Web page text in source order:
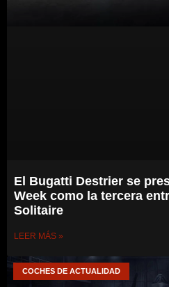
El Bugatti Destrier se
Week como la tercera
Solitaire
LEER MÁS »
COCHES DE ACTUALIDAD